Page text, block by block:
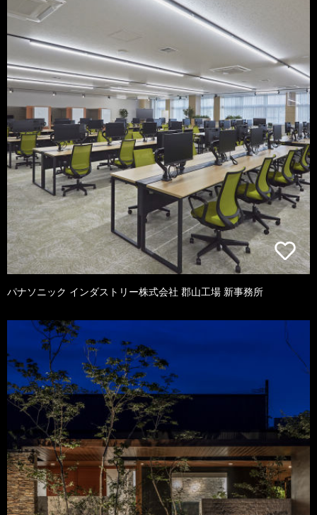
パナソニック インダストリー株式会社 郡山工場 新事務所